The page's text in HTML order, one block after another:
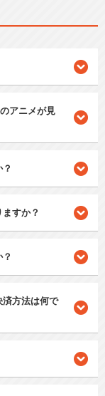
アニメが見
すか？
済方法は何で